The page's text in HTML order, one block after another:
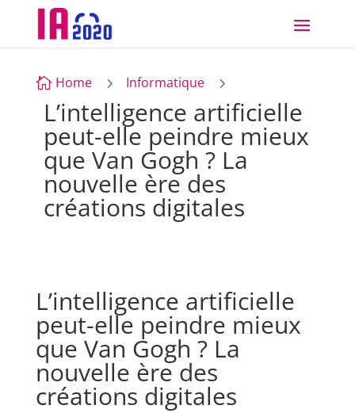
 Home 5 Informatique 5
L’intelligence artificielle
peut-elle peindre mieux
que Van Gogh ? La
nouvelle ère des
créations digitales
L’intelligence artificielle
peut-elle peindre mieux
que Van Gogh ? La
nouvelle ère des
créations digitales